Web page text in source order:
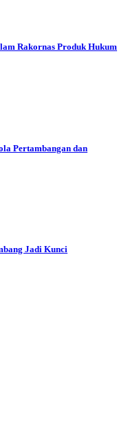
Rakornas Produk Hukum
Pertambangan dan
Jadi Kunci